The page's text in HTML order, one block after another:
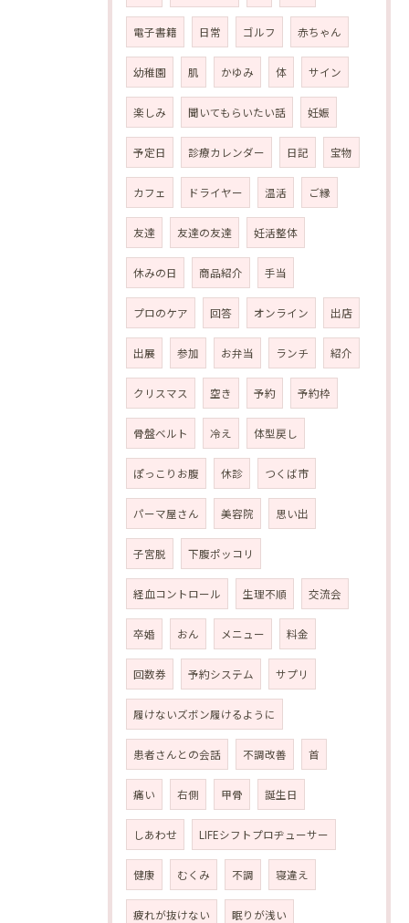
電子書籍 日常 ゴルフ 赤ちゃん
幼稚園 肌 かゆみ 体 サイン
楽しみ 聞いてもらいたい話 妊娠
予定日 診療カレンダー 日記 宝物
カフェ ドライヤー 温活 ご縁
友達 友達の友達 妊活整体
休みの日 商品紹介 手当
プロのケア 回答 オンライン 出店
出展 参加 お弁当 ランチ 紹介
クリスマス 空き 予約 予約枠
骨盤ベルト 冷え 体型戻し
ぽっこりお腹 休診 つくば市
パーマ屋さん 美容院 思い出
子宮脱 下腹ポッコリ
経血コントロール 生理不順 交流会
卒婚 おん メニュー 料金
回数券 予約システム サプリ
履けないズボン履けるように
患者さんとの会話 不調改善 首
痛い 右側 甲骨 誕生日
しあわせ LIFEシフトプロヂューサー
健康 むくみ 不調 寝違え
疲れが抜けない 眠りが浅い